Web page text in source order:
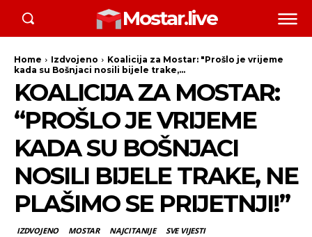
Mostar.live
Home Izdvojeno
Koalicija za Mostar: "Prošlo je vrijeme
kada su Bošnjaci nosili bijele trake,...
KOALICIJA ZA MOSTAR:
“PROŠLO JE VRIJEME
KADA SU BOŠNJACI
NOSILI BIJELE TRAKE, NE
PLAŠIMO SE PRIJETNJI!”
IZDVOJENO MOSTAR NAJCITANIJE SVE VIJESTI